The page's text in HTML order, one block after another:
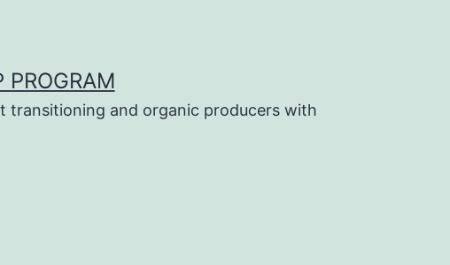
PROGRAM
transitioning and organic producers with